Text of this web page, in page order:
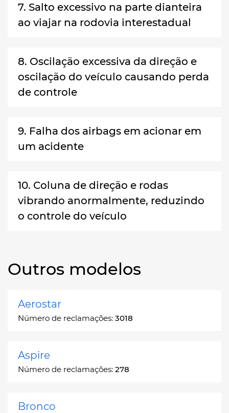
7. Salto excessivo na parte dianteira
ao viajar na rodovia interestadual
8. Oscilação excessiva da direção e
oscilação do veículo causando perda
de controle
9. Falha dos airbags em acionar em
um acidente
10. Coluna de direção e rodas
vibrando anormalmente, reduzindo
o controle do veículo
Outros modelos
Aerostar
Número de reclamações: 3018
Aspire
Número de reclamações: 278
Bronco